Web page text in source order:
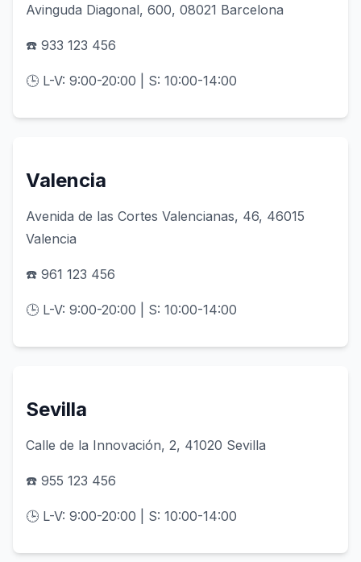
Avinguda Diagonal, 600, 08021 Barcelona
☎️ 933 123 456
🕒 L-V: 9:00-20:00 | S: 10:00-14:00
Valencia
Avenida de las Cortes Valencianas, 46, 46015
Valencia
☎️ 961 123 456
🕒 L-V: 9:00-20:00 | S: 10:00-14:00
Sevilla
Calle de la Innovación, 2, 41020 Sevilla
☎️ 955 123 456
🕒 L-V: 9:00-20:00 | S: 10:00-14:00